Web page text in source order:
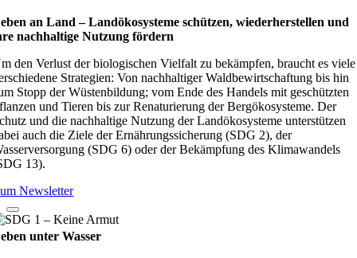
an Land – Lan­d­öko­sys­teme schüt­zen, wie­der­her­stel­len und
nach­hal­tige Nut­zung för­dern
den Verlust der biologischen Vielfalt zu bekämpfen, braucht es viele
Strategien: Von nachhaltiger Waldbewirtschaftung bis hin
Stopp der Wüstenbildung; vom Ende des Handels mit geschützten
und Tieren bis zur Renaturierung der Bergökosysteme. Der
und die nachhaltige Nutzung der Landökosysteme unterstützen
auch die Ziele der Ernährungssicherung (SDG 2), der
(SDG 6) oder der Bekämpfung des Klimawandels
13).
Newsletter
unter Wasser